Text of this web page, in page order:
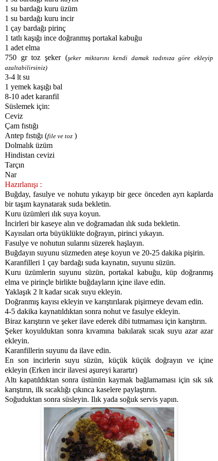
1 su bardağı kuru üzüm
1 su bardağı kuru incir
1 çay bardağı pirinç
1 tatlı kaşığı ince doğranmış portakal kabuğu
1 adet elma
750 gr toz şeker (şeker miktarını kendi damak tadınıza göre ekleyip
azaltabilirsiniz)
3-4 lt su
1 yemek kaşığı bal
8-10 adet karanfil
Süslemek için:
Ceviz
Çam fıstığı
Antep fıstığı (file ve toz )
Dolmalık üzüm
Hindistan cevizi
Tarçın
Nar
Hazırlanışı :
Buğday, fasulye ve nohutu yıkayıp bir gece önceden ayrı kaplarda
bir taşım kaynatarak suda bekletin.
Kuru üzümleri ılık suya koyun.
İncirleri bir kaseye alın ve doğramadan ılık suda bekletin.
Kayısıları orta büyüklükte doğrayın, pirinci yıkayın.
Fasulye ve nohutun sularını süzerek haşlayın.
Buğdayın suyunu süzmeden ateşe koyun ve 20-25 dakika pişirin.
Karanfilleri 1 çay bardağı suda kaynatın, suyunu süzün.
Kuru üzümlerin suyunu süzün, portakal kabuğu, küp doğranmış
elma ve pirinçle birlikte buğdayların içine ilave edin.
Yaklaşık 2 lt kadar sıcak suyu ekleyin.
Doğranmış kayısı ekleyin ve karıştırılarak pişirmeye devam edin.
4-5 dakika kaynatıldıktan sonra nohut ve fasulye ekleyin.
Biraz karıştırın ve şeker ilave ederek dibi tutmaması için karıştırın.
Şeker koyulduktan sonra kıvamına bakılarak sıcak suyu azar azar
ekleyin.
Karanfillerin suyunu da ilave edin.
En son incirlerin suyu süzün, küçük küçük doğrayın ve içine
ekleyin (Erken incir ilavesi aşureyi karartır)
Altı kapatıldıktan sonra üstünün kaymak bağlamaması için sık sık
karıştırın, ilk sıcaklığı çıkınca kaselere paylaştırın.
Soğuduktan sonra süsleyin. Ilık yada soğuk servis yapın.